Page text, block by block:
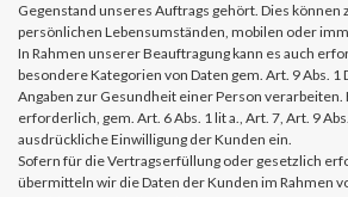
Gegenstand unseres Auftrags gehört. Dies können
persönlichen Lebensumständen, mobilen oder
In Rahmen unserer Beauftragung kann es auch
besondere Kategorien von Daten gem. Art. 9 Abs.
Angaben zur Gesundheit einer Person
erforderlich, gem. Art. 6 Abs. 1 lit a., Art. 7, Art. 9
ausdrückliche Einwilligung der Kunden ein.
Sofern für die Vertragserfüllung oder gesetzlich
übermitteln wir die Daten der Kunden im Rahmen